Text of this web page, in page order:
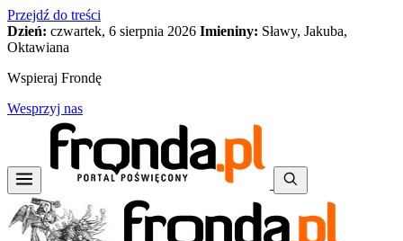
Przejdź do treści
Dzień: czwartek, 6 sierpnia 2026 Imieniny: Sławy, Jakuba,
Oktawiana
Wspieraj Frondę
Wesprzyj nas